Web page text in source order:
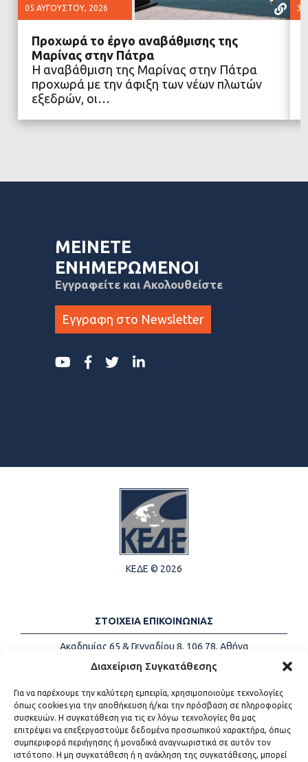
Διαχείριση Συγκατάθεσης
Για να παρέχουμε την καλύτερη εμπειρία, χρησιμοποιούμε τεχνολογίες
όπως cookies για την αποθήκευση ή/και την πρόσβαση σε πληροφορίες
συσκευών. Η συγκατάθεση για τις εν λόγω τεχνολογίες θα μας
επιτρέψει να επεξεργαστούμε δεδομένα προσωπικού χαρακτήρα, όπως
συμπεριφορά περιήγησης ή μοναδικά αναγνωριστικά σε αυτόν τον
ιστότοπο. Η μη συγκατάθεση ή η ανάκληση της συγκατάθεσης, μπορεί
05 ΑΥΓΟΎΣΤΟΥ, 2026
ΔΙΑΒΑΣΤΕ ΠΕΡΙΣΣΟΤΕΡΑ
Προχωρά το έργο αναβάθμισης της
Μαρίνας στην Πάτρα
Η αναβάθμιση της Μαρίνας στην Πάτρα
προχωρά με την άφιξη των νέων πλωτών
εξεδρών, οι…
30
ΜΕΙΝΕΤΕ
ΕΝΗΜΕΡΩΜΕΝΟΙ
Εγγραφείτε και Ακολουθείστε
Εγγραφη στο Newsletter
ΚΕΔΕ © 2026
ΣΤΟΙΧΕΙΑ ΕΠΙΚΟΙΝΩΝΙΑΣ
Ακαδημίας 65 & Γενναδίου 8, 106 78, Αθήνα
Τηλέφωνα:
+30 213-2147500
Email:
info@kede.gr
ΧΡΗΣΙΜΟΙ ΣΥΝΔΕΣΜΟΙ